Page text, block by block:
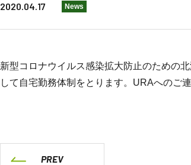
2020.04.17 News
新型コロナウイルス感染拡大防止のための
して自宅勤務体制をとります。URAへのご
PREV